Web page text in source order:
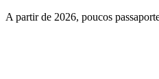
A partir de 2026, poucos